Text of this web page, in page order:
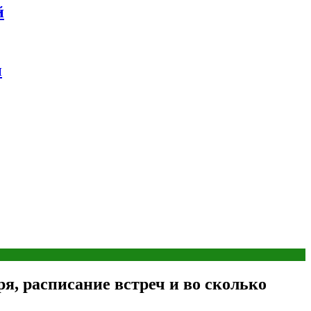
расписание встреч и во сколько